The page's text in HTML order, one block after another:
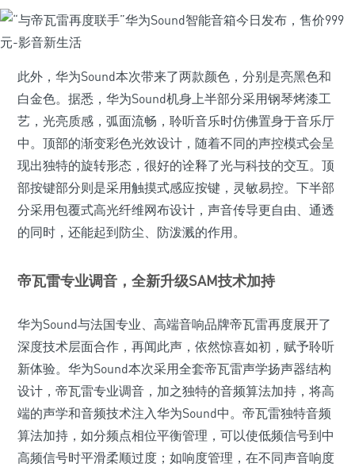
此外，华为Sound本次带来了两款颜色，分别是亮黑色和
白金色。据悉，华为Sound机身上半部分采用钢琴烤漆工
艺，光亮质感，弧面流畅，聆听音乐时仿佛置身于音乐厅
中。顶部的渐变彩色光效设计，随着不同的声控模式会呈
现出独特的旋转形态，很好的诠释了光与科技的交互。顶
部按键部分则是采用触摸式感应按键，灵敏易控。下半部
分采用包覆式高光纤维网布设计，声音传导更自由、通透
的同时，还能起到防尘、防泼溅的作用。
帝瓦雷专业调音，全新升级SAM技术加持
华为Sound与法国专业、高端音响品牌帝瓦雷再度展开了
深度技术层面合作，再闻此声，依然惊喜如初，赋予聆听
新体验。华为Sound本次采用全套帝瓦雷声学扬声器结构
设计，帝瓦雷专业调音，加之独特的音频算法加持，将高
端的声学和音频技术注入华为Sound中。帝瓦雷独特音频
算法加持，如分频点相位平衡管理，可以使低频信号到中
高频信号时平滑柔顺过度；如响度管理，在不同声音响度